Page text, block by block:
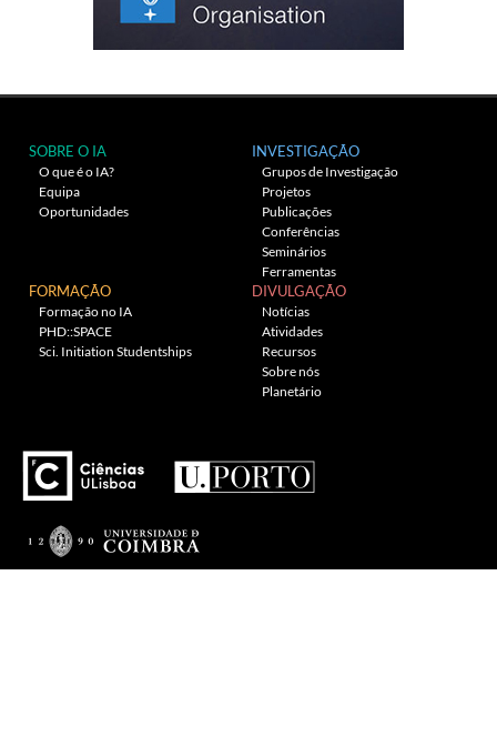
SOBRE O IA
O que é o IA?
Equipa
Oportunidades
INVESTIGAÇÃO
Grupos de Investigação
Projetos
Publicações
Conferências
Seminários
Ferramentas
FORMAÇÃO
Formação no IA
PHD::SPACE
Sci. Initiation Studentships
DIVULGAÇÃO
Notícias
Atividades
Recursos
Sobre nós
Planetário